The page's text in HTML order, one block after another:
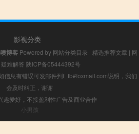
影视分类
博客 Powered by 网站分类目录 | 精选推荐文章 | 网
疑难解答 陕ICP备05444392号
信息有错误可发邮件到f_fb#foxmail.com说明，我们
会及时纠正，谢谢
趣爱好，不接盈利性广告及商业合作
小男孩